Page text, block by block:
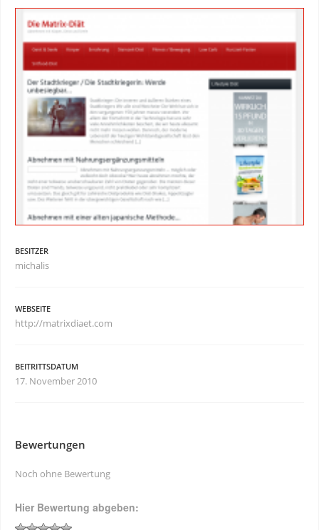
BESITZER
michalis
WEBSEITE
http://matrixdiaet.com
BEITRITTSDATUM
17. November 2010
Bewertungen
Noch ohne Bewertung
Hier Bewertung abgeben: